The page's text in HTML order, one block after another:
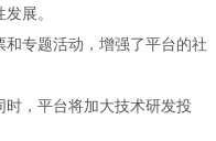
展。
专题活动，增强了平台的社
，平台将加大技术研发投